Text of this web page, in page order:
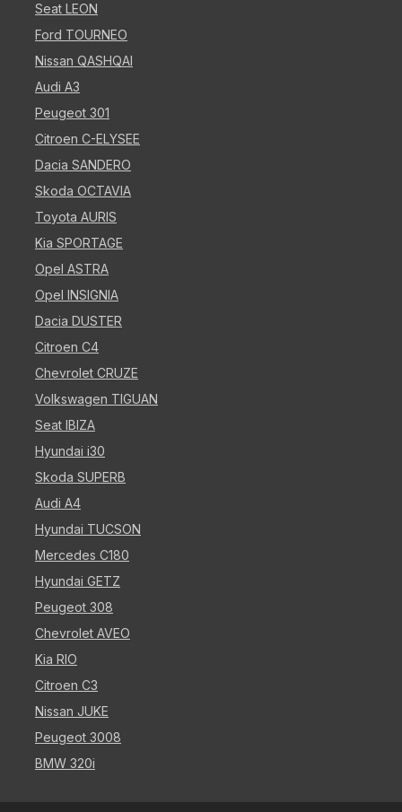
Seat LEON
Ford TOURNEO
Nissan QASHQAI
Audi A3
Peugeot 301
Citroen C-ELYSEE
Dacia SANDERO
Skoda OCTAVIA
Toyota AURIS
Kia SPORTAGE
Opel ASTRA
Opel INSIGNIA
Dacia DUSTER
Citroen C4
Chevrolet CRUZE
Volkswagen TIGUAN
Seat IBIZA
Hyundai i30
Skoda SUPERB
Audi A4
Hyundai TUCSON
Mercedes C180
Hyundai GETZ
Peugeot 308
Chevrolet AVEO
Kia RIO
Citroen C3
Nissan JUKE
Peugeot 3008
BMW 320i